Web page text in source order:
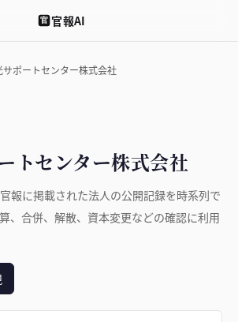
官 官報AI
サポートセンター株式会社
トセンター株式会社
報に掲載された法人の公開記録を時系列で
、合併、解散、資本変更などの確認に利用